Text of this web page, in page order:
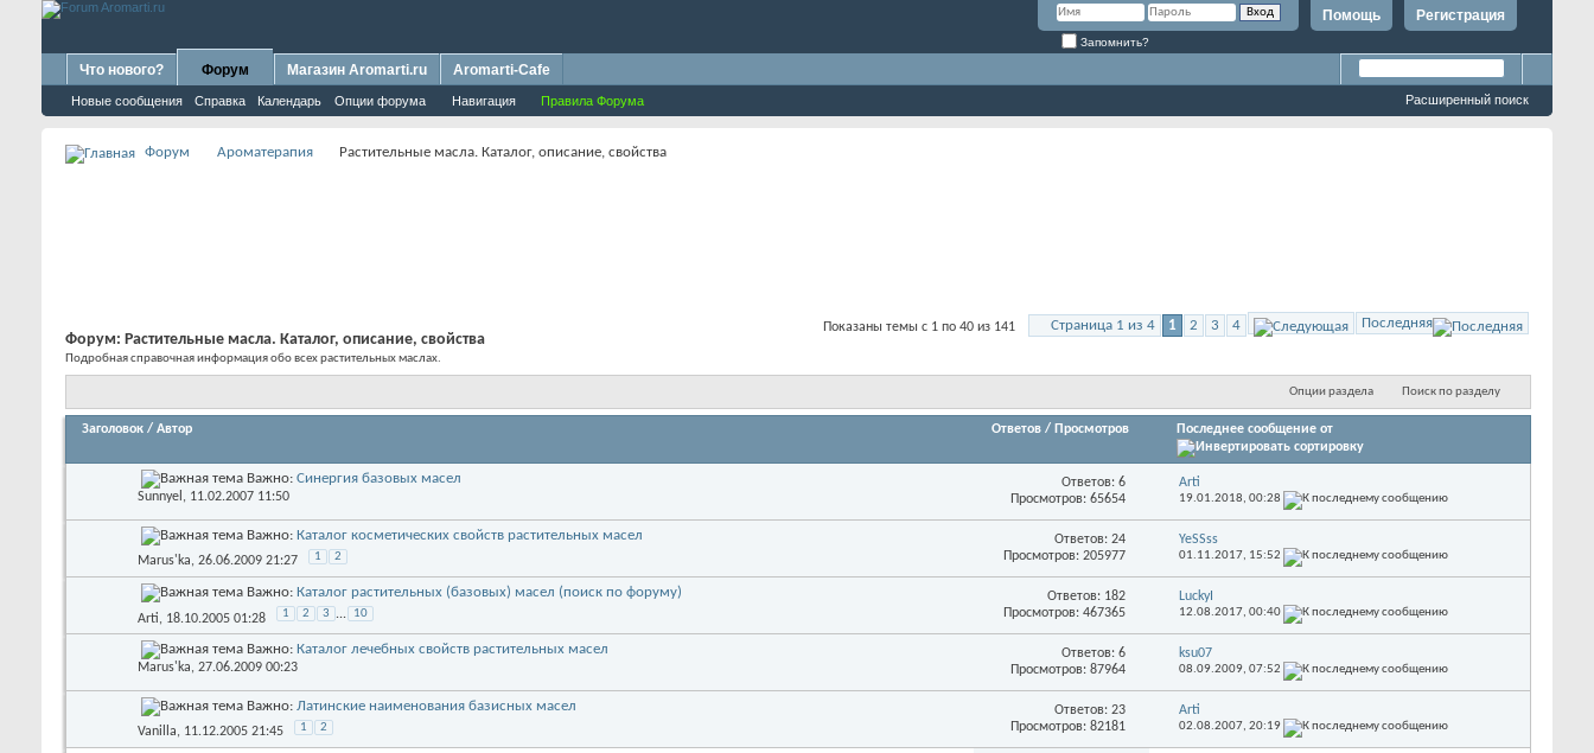
Регистрация
Помощь
Запомнить?
Что нового? Форум
Новые сообщения Справка Календарь Опции форума Навигация Правила Форума
Магазин Aromarti.ru Aromarti-Cafe
Расширенный поиск
Форум Ароматерапия Растительные масла. Каталог, описание, свойства
Страница 1 из 4 1 2 3 4 Последняя
Показаны темы с 1 по 40 из 141
Форум: Растительные масла. Каталог, описание, свойства
Подробная справочная информация обо всех растительных маслах.
Опции раздела Поиск по разделу
Заголовок / Автор Ответов / Просмотров Последнее сообщение от
Важно: Синергия базовых масел
Sunnyel , 11.02.2007 11:50
Ответов: 6
Просмотров: 65654
Arti
19.01.2018, 00:28
Важно: Каталог косметических свойств растительных масел
Marus'ka, 26.06.2009 21:27 1 2
Ответов: 24
Просмотров: 205977
YeSSss
01.11.2017, 15:52
Важно: Каталог растительных (базовых) масел (поиск по форуму)
Arti, 18.10.2005 01:28 1 2 3 ... 10
Ответов: 182
Просмотров: 467365
LuckyI
12.08.2017, 00:40
Важно: Каталог лечебных свойств растительных масел
Marus'ka, 27.06.2009 00:23
Ответов: 6
Просмотров: 87964
ksu07
08.09.2009, 07:52
Важно: Латинские наименования базисных масел
Vanilla, 11.12.2005 21:45 1 2
Ответов: 23
Просмотров: 82181
Arti
02.08.2007, 20:19